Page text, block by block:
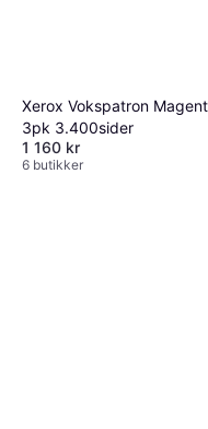
Xerox Vokspatron
3pk 3.400sider
1 160 kr
6 butikker